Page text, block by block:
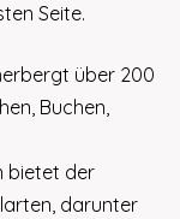
Seite.
über 200
Buchen,
bietet der
darunter